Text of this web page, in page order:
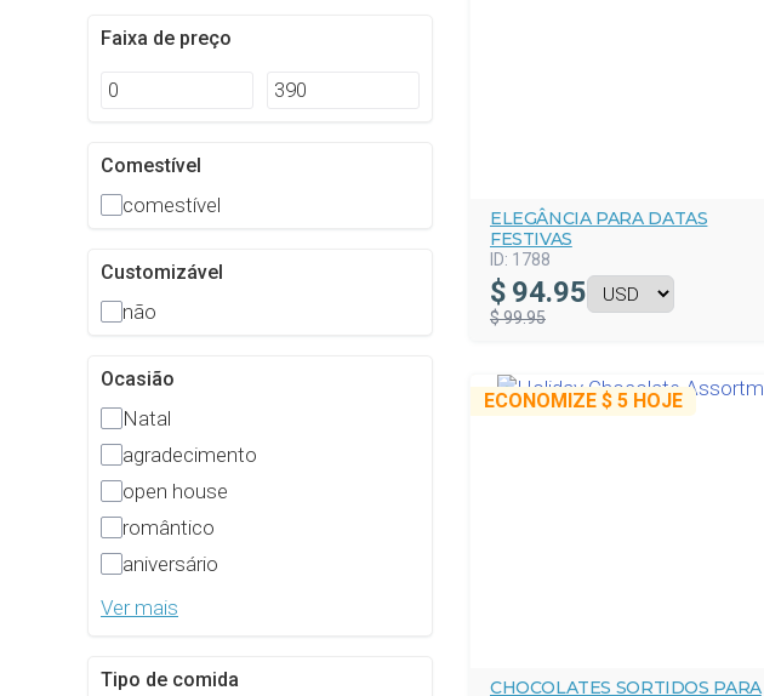
Faixa de preço
Comestível
comestível
Customizável
não
Ocasião
Natal
agradecimento
open house
romântico
aniversário
Ver mais
Tipo de comida
ELEGÂNCIA PARA DATAS
FESTIVAS
ID: 1788
$ 94.95
$ 99.95
ECONOMIZE $ 5 HOJE
CHOCOLATES SORTIDOS PARA